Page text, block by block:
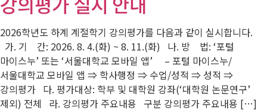
2026학년도 하계 계절학기 강의평가를 다음과 같이 실시합니다.
가. 기 간: 2026. 8. 4.(화) ~ 8. 11.(화) 나. 방 법: ‘포털
마이스누’ 또는 ‘서울대학교 모바일 앱’ – 포털 마이스누/
서울대학교 모바일 앱 ⇒ 학사행정 ⇒ 수업/성적 ⇒ 성적 ⇒
강의평가 다. 평가대상: 학부 및 대학원 강좌(‘대학원 논문연구’
제외) 전체 라. 강의평가 주요내용 구분 강의평가 주요내용 […]